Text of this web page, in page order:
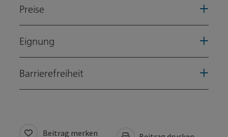
Preise
Eignung
Barrierefreiheit
Beitrag merken